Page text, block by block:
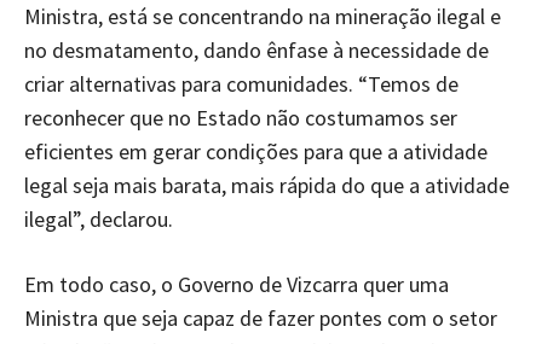
Ministra, está se concentrando na mineração ilegal e
no desmatamento, dando ênfase à necessidade de
criar alternativas para comunidades. “Temos de
reconhecer que no Estado não costumamos ser
eficientes em gerar condições para que a atividade
legal seja mais barata, mais rápida do que a atividade
ilegal”, declarou.
Em todo caso, o Governo de Vizcarra quer uma
Ministra que seja capaz de fazer pontes com o setor